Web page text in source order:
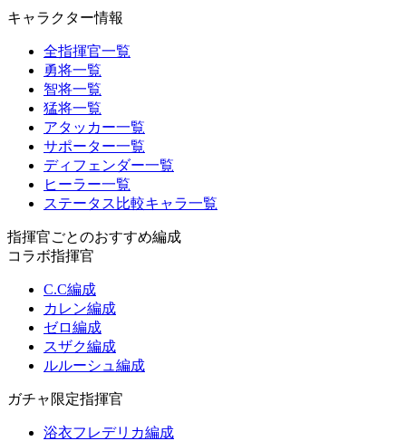
キャラクター情報
全指揮官一覧
勇将一覧
智将一覧
猛将一覧
アタッカー一覧
サポーター一覧
ディフェンダー一覧
ヒーラー一覧
ステータス比較キャラ一覧
指揮官ごとのおすすめ編成
コラボ指揮官
C.C編成
カレン編成
ゼロ編成
スザク編成
ルルーシュ編成
ガチャ限定指揮官
浴衣フレデリカ編成